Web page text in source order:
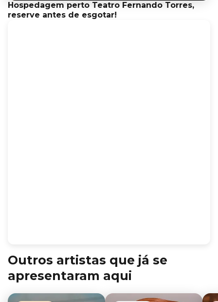
Hospedagem perto Teatro Fernando Torres,
reserve antes de esgotar!
Outros artistas que já se
apresentaram aqui